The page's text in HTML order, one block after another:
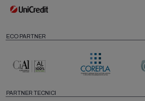
ECO PARTNER
PARTNER TECNICI